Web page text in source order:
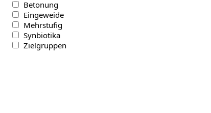
Betonung
Eingeweide
Mehrstufig
Synbiotika
Zielgruppen